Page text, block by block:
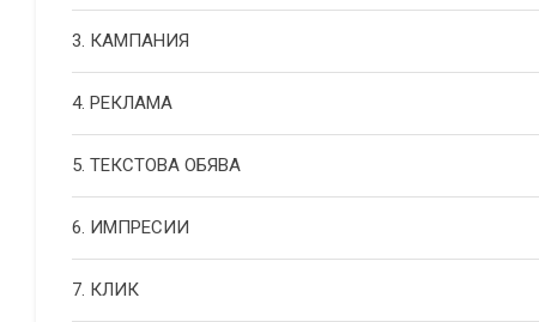
3. КАМПАНИЯ
4. РЕКЛАМА
5. ТЕКСТОВА ОБЯВА
6. ИМПРЕСИИ
7. КЛИК